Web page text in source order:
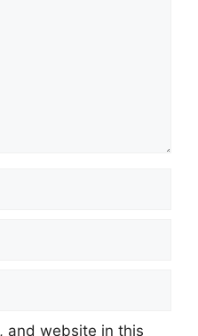
and website in this